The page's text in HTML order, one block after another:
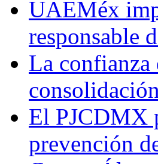
UAEMéx
responsable
La confianza
El PJCDMX
prevención